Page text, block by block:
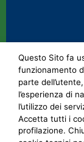
Questo Sito fa
funzionamento
parte
l’esperienza di
l’utilizzo dei
Accetta tutti i
profilazione.